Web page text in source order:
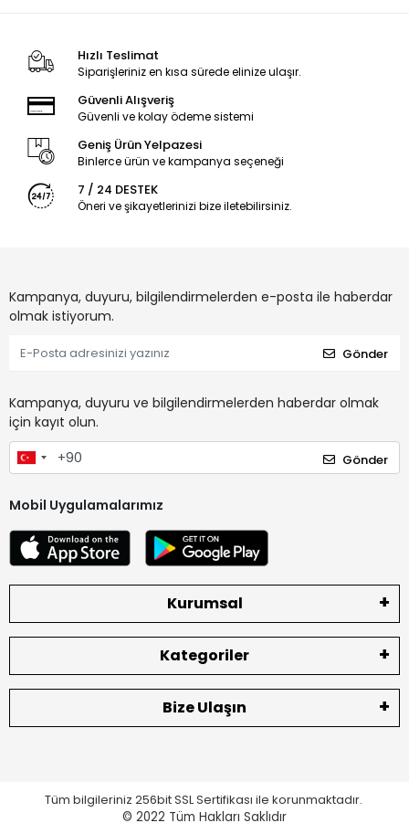
Hızlı Teslimat
Siparişleriniz en kısa sürede elinize ulaşır.
Güvenli Alışveriş
Güvenli ve kolay ödeme sistemi
Geniş Ürün Yelpazesi
Binlerce ürün ve kampanya seçeneği
7 / 24 DESTEK
Öneri ve şikayetlerinizi bize iletebilirsiniz.
Kampanya, duyuru, bilgilendirmelerden e-posta ile haberdar
olmak istiyorum.
Gönder
Kampanya, duyuru ve bilgilendirmelerden haberdar olmak
için kayıt olun.
Gönder
Mobil Uygulamalarımız
Kurumsal
Kategoriler
Bize Ulaşın
Tüm bilgileriniz 256bit SSL Sertifikası ile korunmaktadır.
© 2022 Tüm Hakları Saklıdır